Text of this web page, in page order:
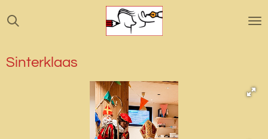
Ga
direct
de
hoofdinhoud
Sinterklaas